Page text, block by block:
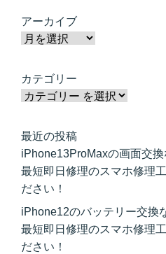
アーカイブ
カテゴリー
最近の投稿
iPhone13ProMaxの画面交
最短即日修理のスマホ修理
ださい！
iPhone12のバッテリー交換
最短即日修理のスマホ修理
ださい！